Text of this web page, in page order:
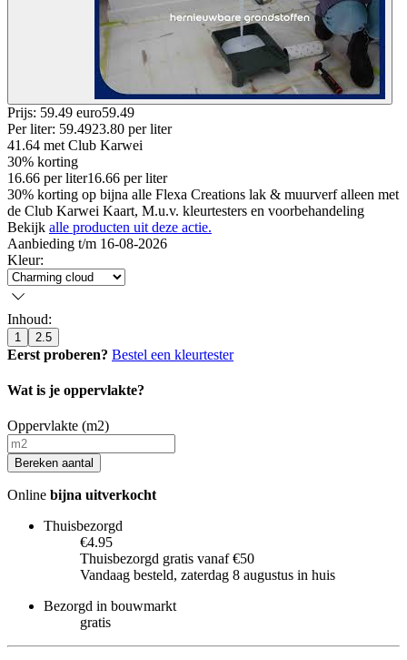
Prijs: 59.49 euro59.49
Per liter: 59.4923.80 per liter
41.64 met Club Karwei
30% korting
16.66 per liter16.66 per liter
30% korting op bijna alle Flexa Creations lak & muurverf alleen met
de Club Karwei Kaart, M.u.v. kleurtesters en voorbehandeling
Bekijk alle producten uit deze actie.
Aanbieding t/m 16-08-2026
Kleur:
Inhoud:
1 2.5
Eerst proberen? Bestel een kleurtester
Wat is je oppervlakte?
Oppervlakte (m2)
Bereken aantal
Online bijna uitverkocht
Thuisbezorgd
€4.95
Thuisbezorgd gratis vanaf €50
Vandaag besteld, zaterdag 8 augustus in huis
Bezorgd in bouwmarkt
gratis